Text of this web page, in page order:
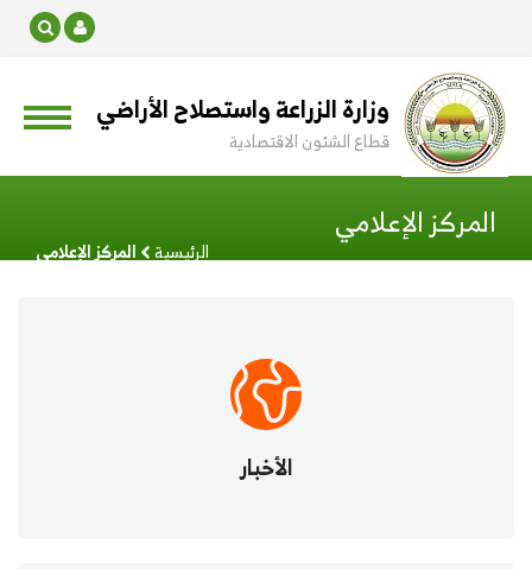
وزارة الزراعة واستصلاح الأراضي
قطاع الشئون الاقتصادية
المركز الإعلامي
الرئيسية المركز الإعلامي
الأخبار